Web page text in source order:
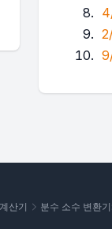
산기 분수 소수 변환